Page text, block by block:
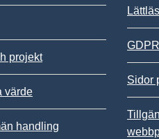
projekt
värde
handling
Sidor